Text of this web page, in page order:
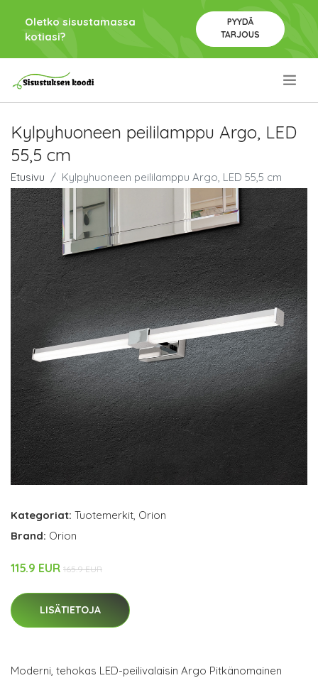
Oletko sisustamassa
kotiasi?
PYYDÄ
TARJOUS
Kylpyhuoneen peililamppu Argo, LED
55,5 cm
Etusivu Kylpyhuoneen peililamppu Argo, LED 55,5 cm
Kategoriat: Tuotemerkit, Orion
Brand: Orion
115.9 EUR 165.9 EUR
LISÄTIETOJA
Moderni, tehokas LED-peilivalaisin Argo Pitkänomainen